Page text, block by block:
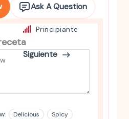
25 mins
Principiante
Siguiente
Ask A Question
Delicious
Spicy